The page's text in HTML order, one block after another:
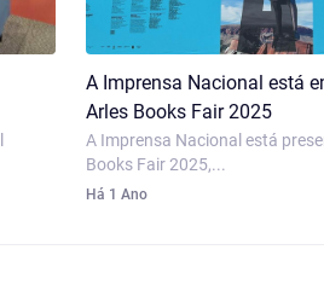
A Imprensa Nacional está
Arles Books Fair 2025
A Imprensa Nacional está
Books Fair 2025,...
Há 1 Ano